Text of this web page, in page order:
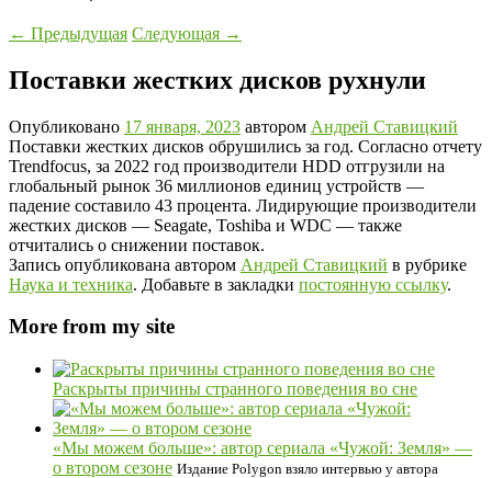
← Предыдущая Следующая →
Поставки жестких дисков рухнули
Опубликовано 17 января, 2023 автором Андрей Ставицкий
Поставки жестких дисков обрушились за год. Согласно отчету
Trendfocus, за 2022 год производители HDD отгрузили на
глобальный рынок 36 миллионов единиц устройств —
падение составило 43 процента. Лидирующие производители
жестких дисков — Seagate, Toshiba и WDC — также
отчитались о снижении поставок.
Запись опубликована автором Андрей Ставицкий в рубрике
Наука и техника. Добавьте в закладки постоянную ссылку.
More from my site
Раскрыты причины странного поведения во сне
«Мы можем больше»: автор сериала «Чужой: Земля» —
о втором сезоне Издание Polygon взяло интервью у автора